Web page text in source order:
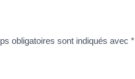
obligatoires sont indiqués avec*